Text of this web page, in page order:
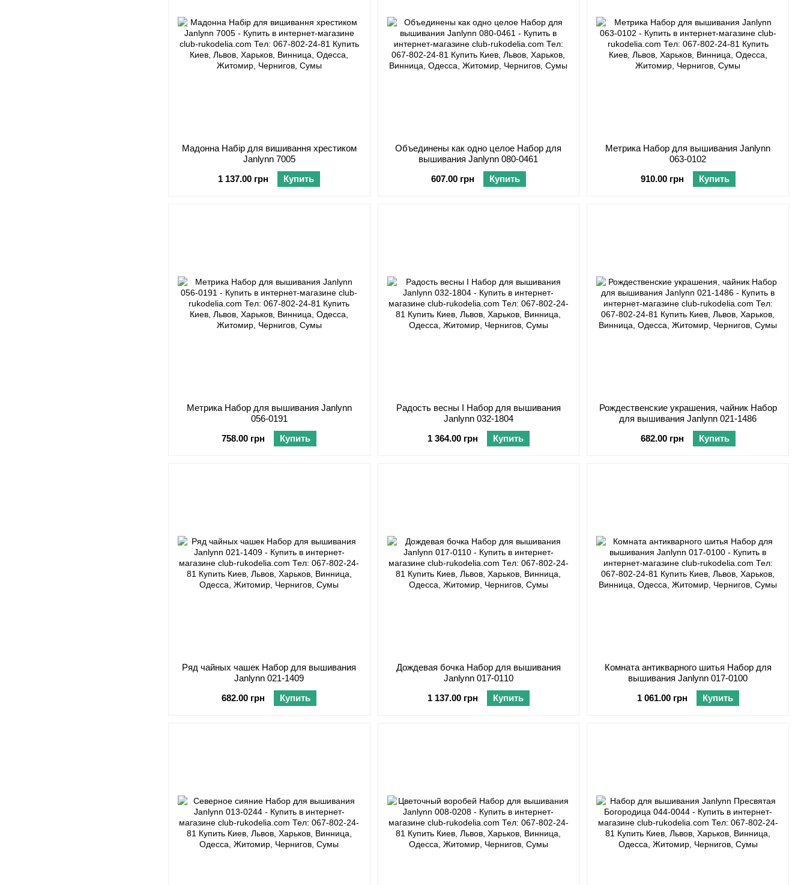
Мадонна Набір для вишивання хрестиком
Janlynn 7005
1 137.00 грн
Купить
Объединены как одно целое Набор для
вышивания Janlynn 080-0461
607.00 грн
Купить
Метрика Набор для вышивания Janlynn
063-0102
910.00 грн
Купить
Метрика Набор для вышивания Janlynn
056-0191
758.00 грн
Купить
Радость весны I Набор для вышивания
Janlynn 032-1804
1 364.00 грн
Купить
Рождественские украшения, чайник Набор
для вышивания Janlynn 021-1486
682.00 грн
Купить
Ряд чайных чашек Набор для вышивания
Janlynn 021-1409
682.00 грн
Купить
Дождевая бочка Набор для вышивания
Janlynn 017-0110
1 137.00 грн
Купить
Комната антикварного шитья Набор для
вышивания Janlynn 017-0100
1 061.00 грн
Купить